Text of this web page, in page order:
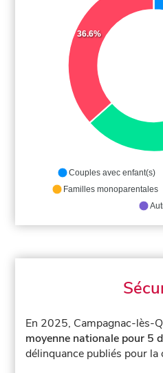
36.6%
Couples avec enfant(s)
Familles monoparentales
En 2025, Campagnac-lès-
moyenne nationale pour 5
délinquance publiés pour la